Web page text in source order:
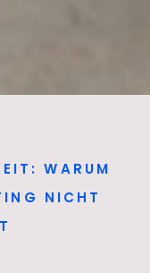
WARUM
NICHT